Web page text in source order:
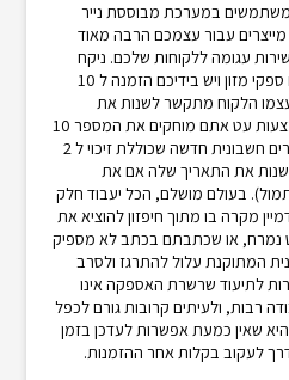
במערכת מבוססת נייר
עבור עצמכם הרבה מאוד
עגומה ללקוחות שלכם. ניקח
לדוגמא את התרחיש הבא. אתם ספקי מזון ויש בידיכם הזמנה ל 10
הלקוח מתקשר לשנות את
ההזמנה מ 10 ל 8 כיכרות. באמצעות עט אתם מוחקים את המספר 10
וכותבים במקומו 8, חותמים, יוצרים חשבונית חדשה שכוללת זיכוי ל 2
את התאריך שלה אם את
בעולם מושלם, הכל יעבוד חלק
מקרה בו מתוך חיפזון להוציא את
נמרח, או שכתבתם בכתב לא מספיק
המתוקנת עלול להתרגז ולסרב
לתיעוד שרשרת האספקה אינו
רבות, ולעיתים קרובות גורם לכפל
היא שאין כמעת אפשרות לעדכן בזמן
לעקוב בקלות אחר ההזמנות.